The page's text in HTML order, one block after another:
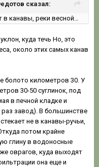
сказал:
в канавы, реки весной…
куда течь Но, это
около этих самых канав
болото километров 30. У
30-50 суглинок, под
в печной кладке и
раз завод). В большинстве
не в канавы-ручьи,
потом крайне
глину в водоносные
оврагов, куда выходят
она еще и